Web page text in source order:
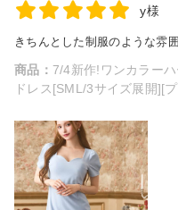
y様
きちんとした制服のような雰
商品： 7/4新作!ワンカラー
ドレス[SML/3サイズ展開][